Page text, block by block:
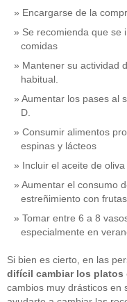
Encargarse de la
Se recomienda que se
comidas
Mantener su actividad
habitual.
Aumentar los pases al
D.
Consumir alimentos
espinas y lácteos
Incluir el aceite de
Aumentar el consumo
estreñimiento con
Tomar entre 6 a 8
especialmente en
Si bien es cierto, en las
difícil cambiar los platos
cambios muy drásticos en